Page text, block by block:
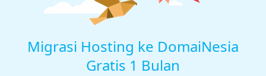
Migrasi Hosting ke DomaiNesia
Gratis 1 Bulan